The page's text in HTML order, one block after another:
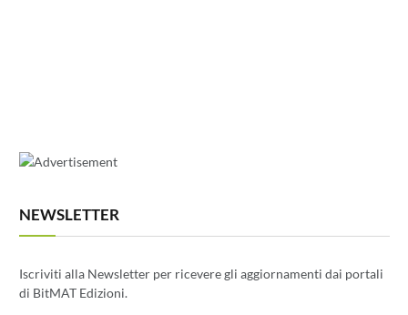
NEWSLETTER
Iscriviti alla Newsletter per ricevere gli aggiornamenti dai portali
di BitMAT Edizioni.